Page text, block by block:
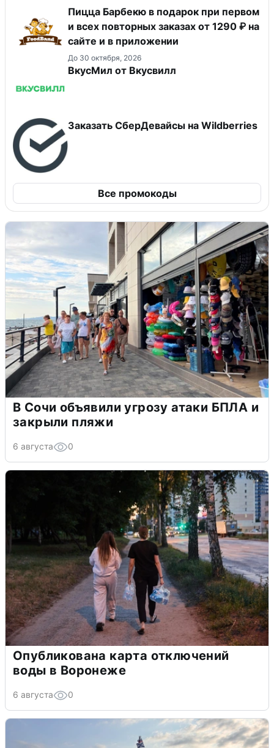
Пицца Барбекю в подарок при первом
и всех повторных заказах от 1290 ₽ на
сайте и в приложении
До 30 октября, 2026
ВкусМил от Вкусвилл
Заказать СберДевайсы на Wildberries
Все промокоды
В Сочи объявили угрозу атаки БПЛА и
закрыли пляжи
6 августа 0
Опубликована карта отключений
воды в Воронеже
6 августа 0